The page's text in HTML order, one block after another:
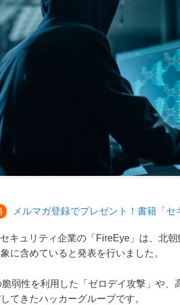
メルマガ登録でプレゼント！書籍「セ
キュリティ企業の「FireEye」は、北
に含めていると発表を行いました。
脆弱性を利用した「ゼロデイ攻撃」や、
てきたハッカーグループです。